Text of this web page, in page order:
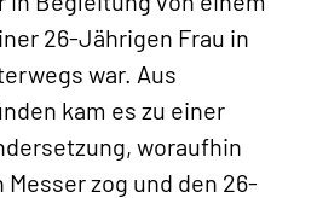
26-Jährigen Frau in
war. Aus
kam es zu einer
woraufhin
zog und den 26-